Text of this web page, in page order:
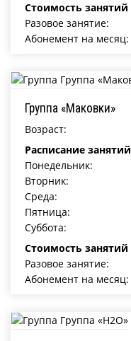
Стоимость занятий
Разовое занятие:
Абонемент на месяц:
Группа «Маковки»
Возраст:
Расписание занятий
Понедельник:
Вторник:
Среда:
Пятница:
Суббота:
Стоимость занятий
Разовое занятие:
Абонемент на месяц: